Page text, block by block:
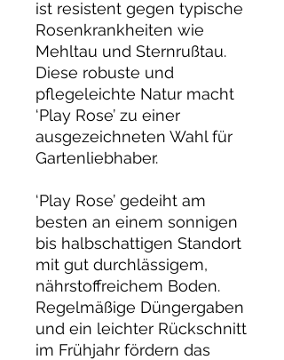
ist resistent gegen typische
Rosenkrankheiten wie
Mehltau und Sternrußtau.
Diese robuste und
pflegeleichte Natur macht
‘Play Rose’ zu einer
ausgezeichneten Wahl für
Gartenliebhaber.
‘Play Rose’ gedeiht am
besten an einem sonnigen
bis halbschattigen Standort
mit gut durchlässigem,
nährstoffreichem Boden.
Regelmäßige Düngergaben
und ein leichter Rückschnitt
im Frühjahr fördern das